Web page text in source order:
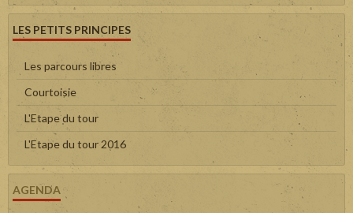
LES PETITS PRINCIPES
Les parcours libres
Courtoisie
L'Etape du tour
L'Etape du tour 2016
AGENDA